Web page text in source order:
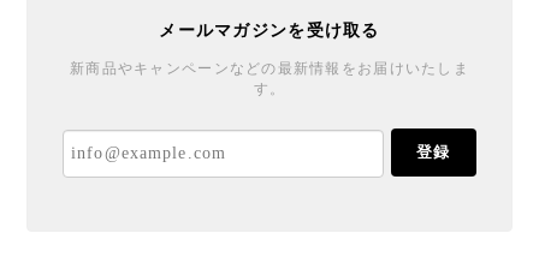
メールマガジンを受け取る
新商品やキャンペーンなどの最新情報をお届けいたしま
す。
登録